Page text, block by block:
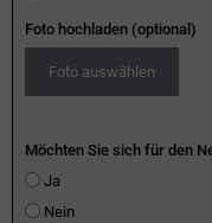
Foto hochladen (optional)
Foto auswählen
Möchten Sie sich für den
Ja
Nein